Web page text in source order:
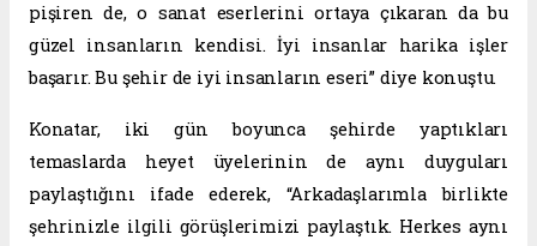
pişiren de, o sanat eserlerini ortaya çıkaran da bu
güzel insanların kendisi. İyi insanlar harika işler
başarır. Bu şehir de iyi insanların eseri” diye konuştu.
Konatar, iki gün boyunca şehirde yaptıkları
temaslarda heyet üyelerinin de aynı duyguları
paylaştığını ifade ederek, “Arkadaşlarımla birlikte
şehrinizle ilgili görüşlerimizi paylaştık. Herkes aynı